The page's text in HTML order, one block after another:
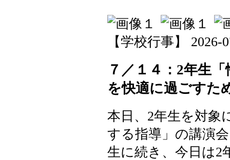
【学校行事】 2026-
７／１４：2年生
を快適に過ごすた
本日、2年生を対象
する指導」の講演
生に続き、今日は2